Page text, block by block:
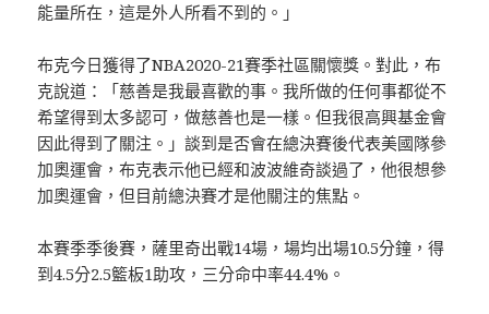
能量所在，這是外人所看不到的。」
布克今日獲得了NBA2020-21賽季社區關懷獎。對此，布
克說道：「慈善是我最喜歡的事。我所做的任何事都從不
希望得到太多認可，做慈善也是一樣。但我很高興基金會
因此得到了關注。」談到是否會在總決賽後代表美國隊參
加奧運會，布克表示他已經和波波維奇談過了，他很想參
加奧運會，但目前總決賽才是他關注的焦點。
本賽季季後賽，薩里奇出戰14場，場均出場10.5分鐘，得
到4.5分2.5籃板1助攻，三分命中率44.4%。